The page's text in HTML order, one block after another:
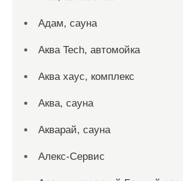
Адам, сауна
Аква Tech, автомойка
Аква хаус, комплекс
Аква, сауна
Акварай, сауна
Алекс-Сервис